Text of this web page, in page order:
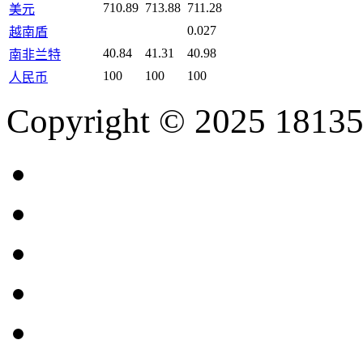
美元
710.89 713.88 711.28
越南盾
0.027
南非兰特
40.84 41.31
40.98
人民币
100 100 100
Copyright © 2025